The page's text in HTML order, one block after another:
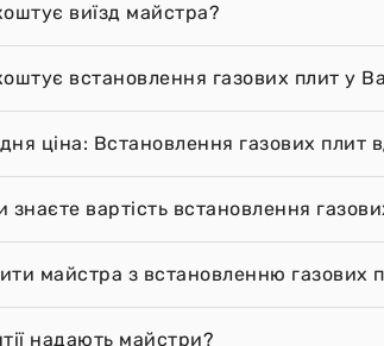
виїзд майстра?
встановлення газових плит у
ціна: Встановлення газових плит
знаєте вартість встановлення
майстра з встановленню газових
надають майстри?